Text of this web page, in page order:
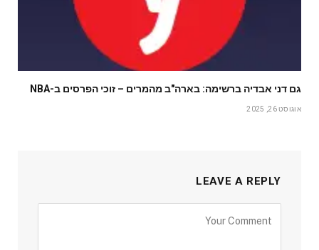
גם דני אבדיה ברשימה: בארה"ב מהמרים – זוכי הפרסים ב-NBA
אוגוסט 26, 2025
LEAVE A REPLY